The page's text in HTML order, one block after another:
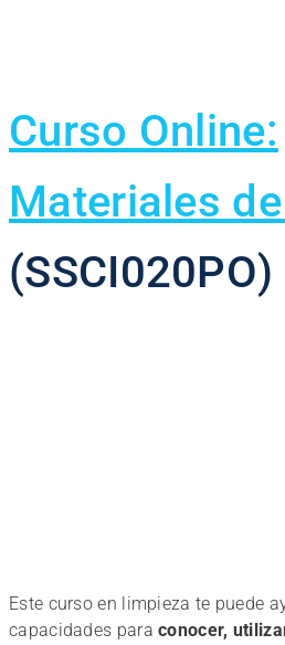
Curso Online:
Materiales
(SSCI020PO)
Este curso en limpieza te puede
capacidades paraconocer,